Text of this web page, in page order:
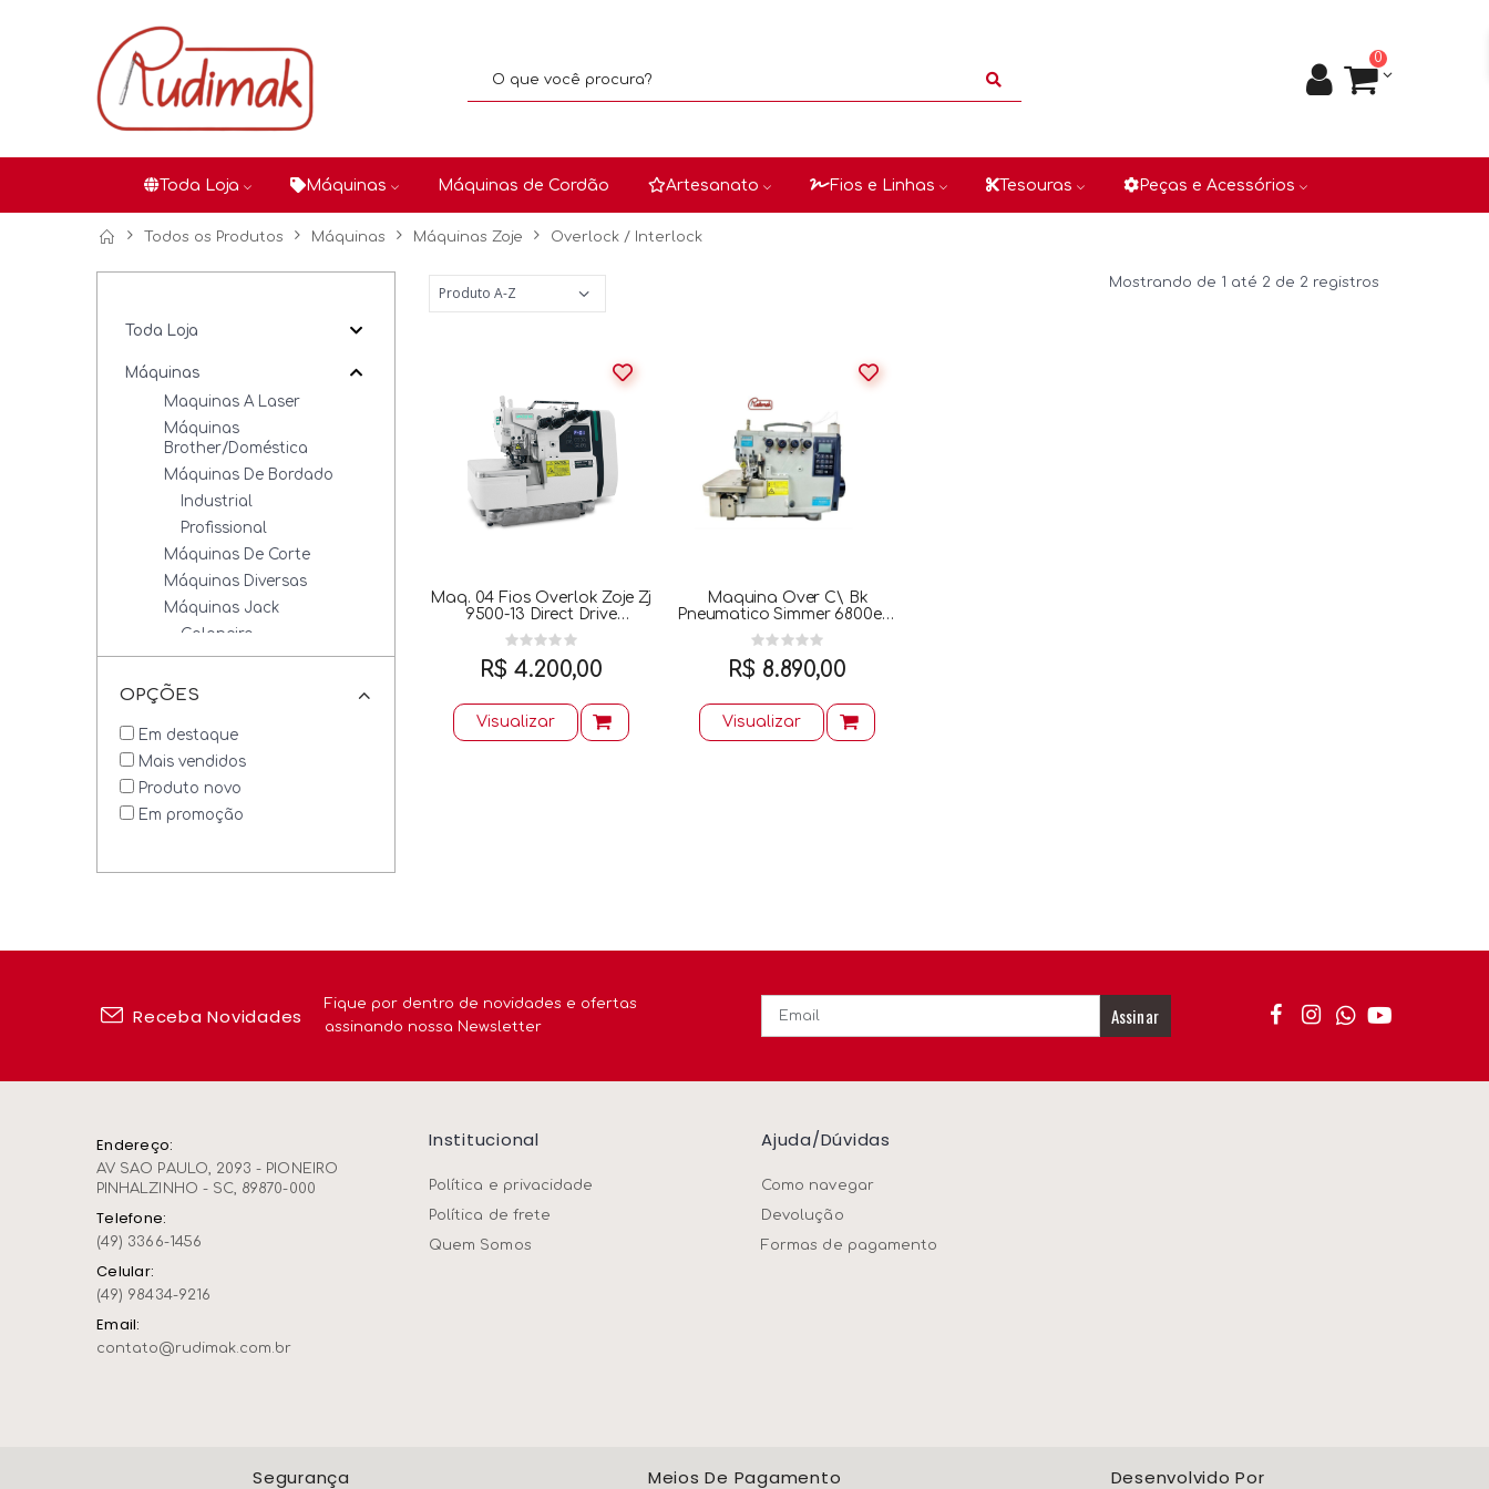
0
Toda Loja Máquinas Máquinas de Cordão Artesanato Fios e Linhas Tesouras Peças e Acessórios
Todos os Produtos Máquinas Máquinas Zoje Overlock / Interlock
Mostrando de 1 até 2 de 2 registros
Maq. 04 Fios Overlok Zoje Zj
9500-13 Direct Drive
Completa
R$ 4.200,00
Visualizar
Maquina Over C\ Bk
Pneumatico Simmer 6800ed-
4bk
R$ 8.890,00
Visualizar
Toda Loja
Máquinas
Maquinas A Laser
Máquinas
Brother/Doméstica
Máquinas De Bordado
Industrial
Profissional
Máquinas De Corte
Máquinas Diversas
Máquinas Jack
Galoneira
Overlock / Interlock
Retas
Máquinas Zoje
Galoneiras
Overlock / Interlock
Retas
Fios E Linhas
OPÇÕES
Em destaque
Mais vendidos
Produto novo
Em promoção
Receba Novidades
Fique por dentro de novidades e ofertas
assinando nossa Newsletter
Assinar
Endereço:
AV SAO PAULO, 2093 - PIONEIRO
PINHALZINHO - SC, 89870-000
Telefone:
(49) 3366-1456
Celular:
(49) 98434-9216
Email:
contato@rudimak.com.br
Institucional
Política e privacidade
Política de frete
Quem Somos
Ajuda/dúvidas
Como navegar
Devolução
Formas de pagamento
Segurança Meios De Pagamento Desenvolvido Por